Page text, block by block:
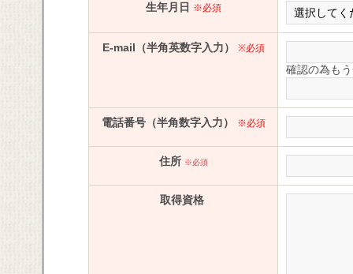
生年月日 ※必須
E-mail（半角英数字入力） ※必須
確認の為も
電話番号（半角数字入力） ※必須
住所 ※必須
取得資格